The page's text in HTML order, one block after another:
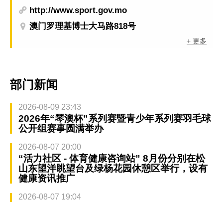
http://www.sport.gov.mo
澳门罗理基博士大马路818号
+ 更多
部门新闻
2026-08-09 23:43
2026年“琴澳杯”系列赛暨青少年系列赛羽毛球
公开组赛事圆满举办
2026-08-07 20:00
“活力社区 - 体育健康咨询站” 8月份分别在松
山东望洋眺望台及绿杨花园休憩区举行，设有
健康资讯推广
2026-08-07 19:04